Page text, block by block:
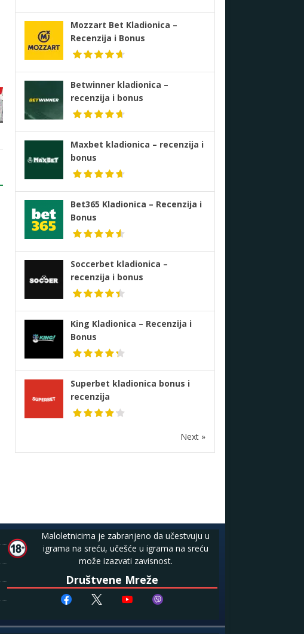
Mozzart Bet Kladionica –
Recenzija i Bonus
Betwinner kladionica –
recenzija i bonus
Maxbet kladionica – recenzija i
bonus
Bet365 Kladionica – Recenzija i
Bonus
Soccerbet kladionica –
recenzija i bonus
King Kladionica – Recenzija i
Bonus
Superbet kladionica bonus i
recenzija
Next »
Maloletnicima je zabranjeno da učestvuju u
igrama na sreću, učešće u igrama na sreću
može izazvati zavisnost.
Društvene Mreže